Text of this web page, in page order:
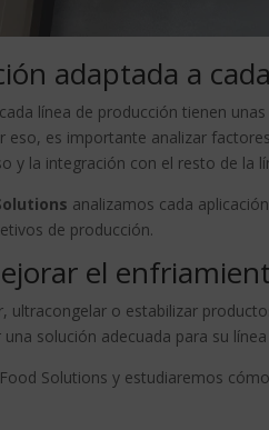
adaptada a
línea de producción tienen
eso, es importante analizar
y la integración con el resto de la
analizamos cada
de producción.
el
ultracongelar o estabilizar
una solución adecuada para su
Solutions y estudiaremos